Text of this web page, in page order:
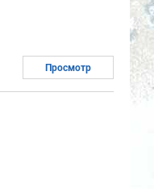
Просмотр